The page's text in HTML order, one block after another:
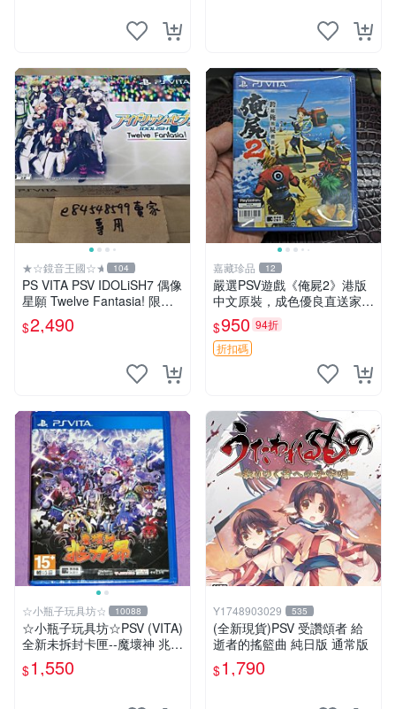
★☆鏡音王國☆★ 104
PS VITA PSV IDOLiSH7 偶像
星願 Twelve Fantasia! 限定
版 純日版 日文版 特裝版
$2,490
嘉藏珍品 12
嚴選PSV遊戲《俺屍2》港版
中文原裝，成色優良直送家門
口 俺屍2 PSV 港版 中文
$950 94折
折扣碼
☆小瓶子玩具坊☆ 10088
☆小瓶子玩具坊☆PSV (VITA)
全新未拆封卡匣--魔壞神 兆力
翁 繁體中文版
$1,550
Y1748903029 535
(全新現貨)PSV 受讚頌者 給
逝者的搖籃曲 純日版 通常版
$1,790